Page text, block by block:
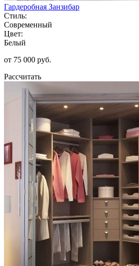
Гардеробная Занзибар
Стиль:
Современный
Цвет:
Белый
от 75 000 руб.
Рассчитать